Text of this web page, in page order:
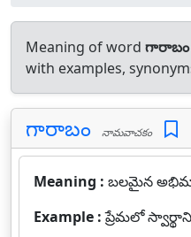
Meaning of word గారాబం
with examples,
గారాబం నామవాచకం
Meaning : బలమైన
Example :ప్రేమలో